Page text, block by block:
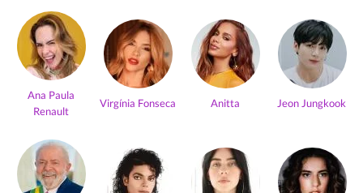
Ana Paula
Renault
Virgínia Fonseca Anitta Jeon Jungkook